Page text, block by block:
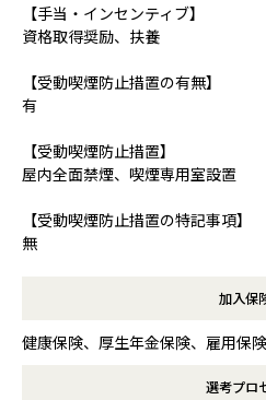
【手当・インセンティブ】
資格取得奨励、扶養
【受動喫煙防止措置の有無】
有
【受動喫煙防止措置】
屋内全面禁煙、喫煙専用室設置
【受動喫煙防止措置の特記事項】
無
加入保
健康保険、厚生年金保険、雇用保
選考プロ